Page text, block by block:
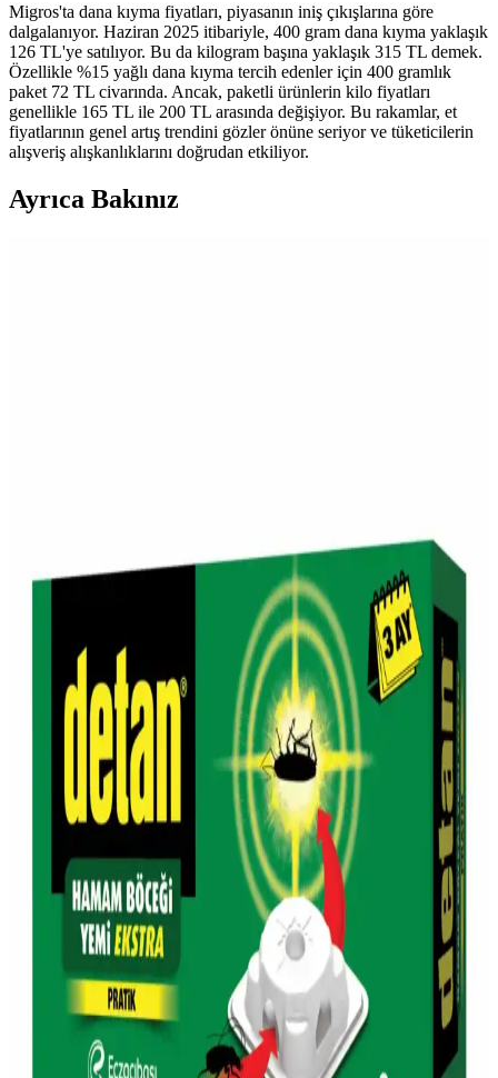
Migros'ta dana kıyma fiyatları, piyasanın iniş çıkışlarına göre
dalgalanıyor. Haziran 2025 itibariyle, 400 gram dana kıyma yaklaşık
126 TL'ye satılıyor. Bu da kilogram başına yaklaşık 315 TL demek.
Özellikle %15 yağlı dana kıyma tercih edenler için 400 gramlık
paket 72 TL civarında. Ancak, paketli ürünlerin kilo fiyatları
genellikle 165 TL ile 200 TL arasında değişiyor. Bu rakamlar, et
fiyatlarının genel artış trendini gözler önüne seriyor ve tüketicilerin
alışveriş alışkanlıklarını doğrudan etkiliyor.
Ayrıca Bakınız
Gara Guzu Bira'nın Migros'taki Satış Durumu ve
Piyasa Konumu Hakkında Bilgiler
Gara Guzu Bira, Migros'ta bulunabilen uygun fiyatlı yerel bir
alkollü içecek seçeneğidir. Ürün hakkında detaylı teknik bilgiler
sınırlı olsa da, erişilebilirliği ve yerel üretim özelliğiyle tüketicilere
çeşitli tercih imkanları sağlar.
Simli Şarap ve Migros'ta Bulunabilirliği Hakkında
Güncel Bilgiler
Simli şarap, görsel ve tat açısından dikkat çekici özel bir içecektir.
Migros'ta bulunma durumu mağazaya göre değişebilir, stok ve
bölgeye bağlıdır. Detaylar ve ipuçları için okuyun.
Migros'un Türkiye'deki Yeri ve Güncel Market
Alışkanlıklarındaki Rolü
Migros, Türkiye'nin köklü market zinciri olarak geniş ürün yelpazesi
ve dijital platformlarıyla günümüz alışkanlıklarına uyum sağlıyor.
Migros'ta Protein Yoğurdu: Sağlıklı ve Besleyici
Alternatifler ile Dengeli Beslenme